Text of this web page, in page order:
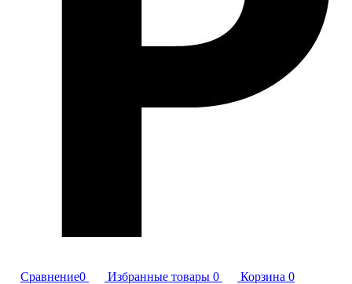
Сравнение0 Избранные товары 0 Корзина 0